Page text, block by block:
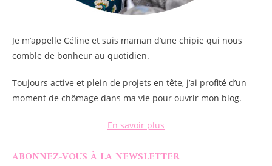
Je m’appelle Céline et suis maman d’une chipie qui nous
comble de bonheur au quotidien.
Toujours active et plein de projets en tête, j’ai profité d’un
moment de chômage dans ma vie pour ouvrir mon blog.
En savoir plus
ABONNEZ-VOUS À LA NEWSLETTER